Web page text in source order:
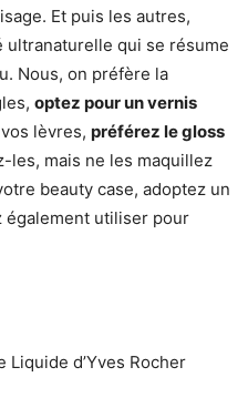
Et puis les autres,
ultranaturelle qui se résume
Nous, on préfère la
optez pour un vernis
lèvres, préférez le gloss
les, mais ne les maquillez
beauty case, adoptez un
également utiliser pour
Liquide d’Yves Rocher